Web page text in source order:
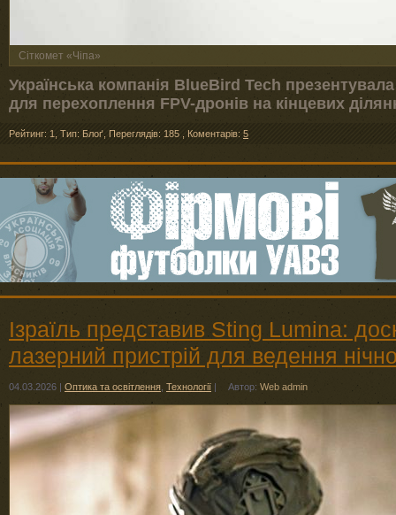
Сіткомет «Чіпа»
Українська компанія BlueBird Tech
для перехоплення FPV-дронів на кінцевих
Рейтинг: 1 Тип: Блоґ Переглядів: 185 Коментарів: 5
Ізраїль представив Sting Lumina:
лазерний пристрій для ведення
04.03.2026 | Оптика та освітлення Технології | Автор: Web admin